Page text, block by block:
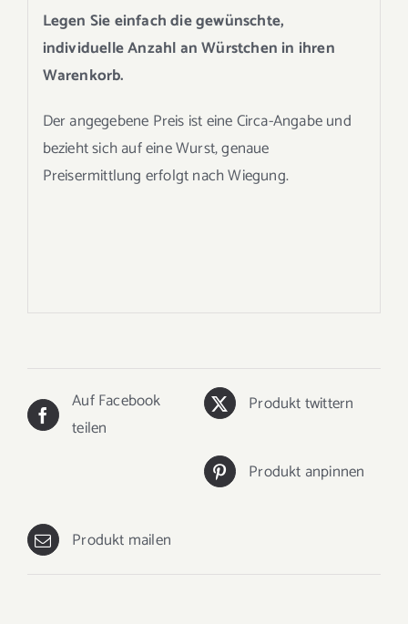
Legen Sie einfach die gewünschte,
individuelle Anzahl an Würstchen in ihren
Warenkorb.
Der angegebene Preis ist eine Circa-Angabe und
bezieht sich auf eine Wurst, genaue
Preisermittlung erfolgt nach Wiegung.
Auf Facebook
teilen
Produkt twittern
Produkt anpinnen
Produkt mailen